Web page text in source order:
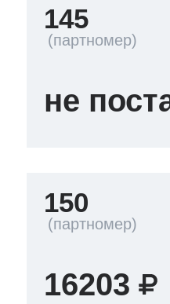
145
не
150
16203